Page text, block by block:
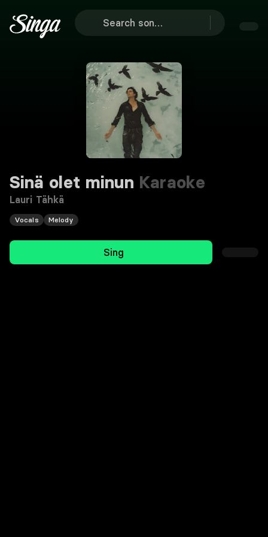
Sinä olet minun Karaoke
Lauri Tähkä
Vocals Melody
Sing